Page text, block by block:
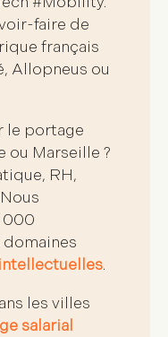
faire de
français
Allopneus ou
le portage
ou Marseille ?
RH,
000
domaines
.
les villes
salarial